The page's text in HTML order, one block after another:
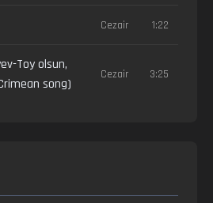
Cezair 1:22
Toy olsun,
song)
Cezair 3:25